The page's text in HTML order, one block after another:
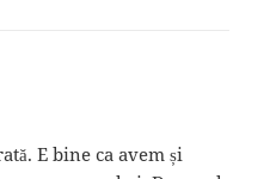
E bine ca avem și